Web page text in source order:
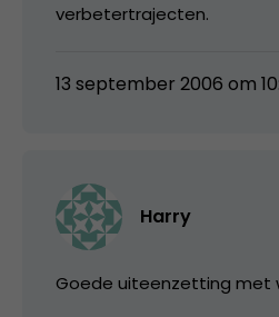
verbetertrajecten.
13 september 2006 om
Harry
Goede uiteenzetting met